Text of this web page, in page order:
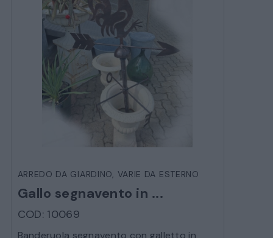
LETTI
COMÒ E COMODINI
SALE DA PRANZO E SOGGIORNO
SEDIE POLTRONE DIVANI
CREDENZE – DOPPI CORPI – BUFFET
ARREDO DA GIARDINO, VARIE DA ESTERNO
Gallo segnavento in ...
COD: 10069
Banderuola segnavento con galletto in